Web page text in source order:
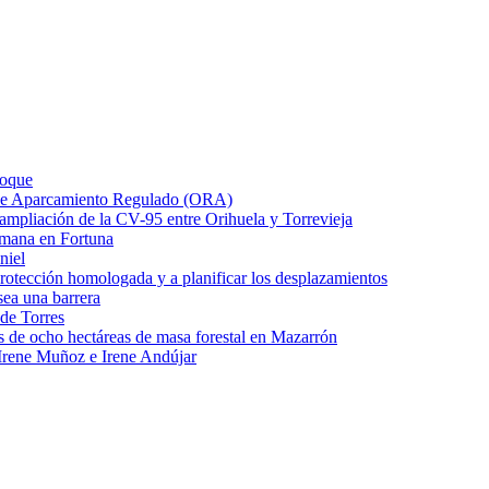
Aparcamiento Regulado (ORA)
de la CV-95 entre Orihuela y Torrevieja
en Fortuna
homologada y a planificar los desplazamientos
una barrera
Torres
ocho hectáreas de masa forestal en Mazarrón
Muñoz e Irene Andújar